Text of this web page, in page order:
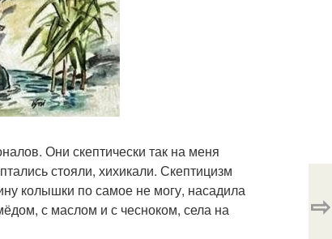
Они скептически так на меня
стояли, хихикали. Скептицизм
колышки по самое не могу, насадила
с маслом и с чесноком, села на
⇨